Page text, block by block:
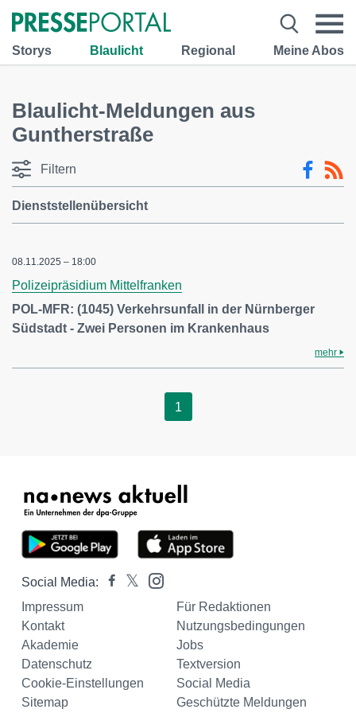
Storys Blaulicht Regional Meine Abos
Blaulicht-Meldungen aus
Guntherstraße
Filtern
Dienststellenübersicht
08.11.2025 – 18:00
Polizeipräsidium Mittelfranken
POL-MFR: (1045) Verkehrsunfall in der Nürnberger
Südstadt - Zwei Personen im Krankenhaus
mehr
1
Social Media:
Impressum
Für Redaktionen
Kontakt
Nutzungsbedingungen
Akademie
Jobs
Datenschutz
Textversion
Cookie-Einstellungen
Social Media
Sitemap
Geschützte Meldungen